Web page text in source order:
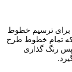
برای ترسیم خطوط
تمام خطوط طرح
رنگ گذاری